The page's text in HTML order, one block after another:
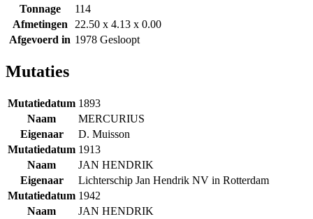
Tonnage
114
Afmetingen
22.50 x 4.13 x 0.00
Afgevoerd in 1978 Gesloopt
Mutaties
Mutatiedatum 1893
Naam
MERCURIUS
Eigenaar
D. Muisson
Mutatiedatum 1913
Naam
JAN HENDRIK
Eigenaar
Lichterschip Jan Hendrik NV in Rotterdam
Mutatiedatum 1942
Naam
JAN HENDRIK